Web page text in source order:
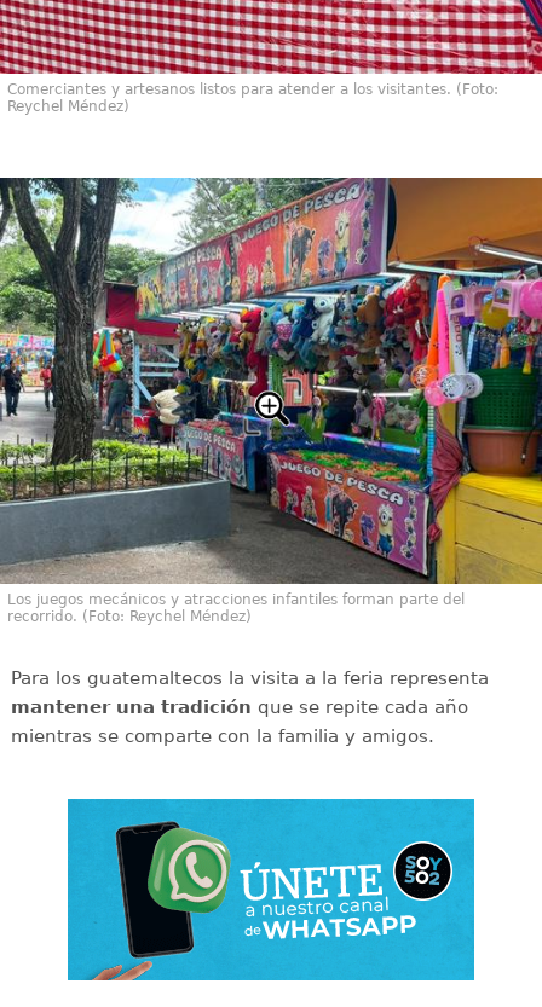
Comerciantes y artesanos listos para atender a los visitantes. (Foto:
Reychel Méndez)
Los juegos mecánicos y atracciones infantiles forman parte del
recorrido. (Foto: Reychel Méndez)
Para los guatemaltecos la visita a la feria representa
mantener una tradición que se repite cada año
mientras se comparte con la familia y amigos.